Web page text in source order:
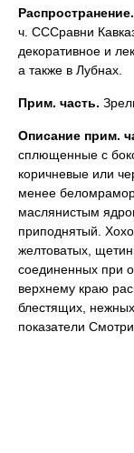
Распространение.
ч. СССравни
декоративное и
а также в Лубнах.
Прим. часть.
Описание прим.
сплющенные с
коричневые или
менее
маслянистым
приподнятый.
желтоватых,
соединенных при
верхнему краю
блестящих,
показатели